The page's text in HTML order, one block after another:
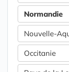
Normandie
Nouvelle-
Occitanie